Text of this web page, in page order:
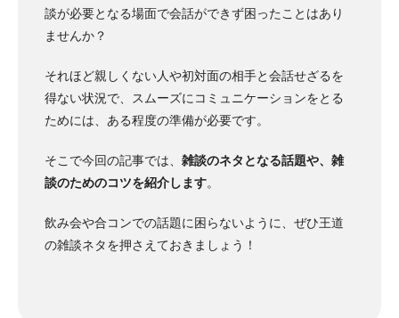
談が必要となる場面で会話ができず困ったことはあり
ませんか？
それほど親しくない人や初対面の相手と会話せざるを
得ない状況で、スムーズにコミュニケーションをとる
ためには、ある程度の準備が必要です。
そこで今回の記事では、 雑談のネタとなる話題や、雑
談のためのコツを紹介します。
飲み会や合コンでの話題に困らないように、ぜひ王道
の雑談ネタを押さえておきましょう！